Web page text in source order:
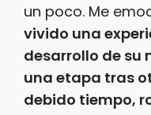
un poco. Me
vivido una
desarrollo de
una etapa tras
debido tiempo,